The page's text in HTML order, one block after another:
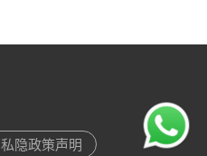
私隐政策声明